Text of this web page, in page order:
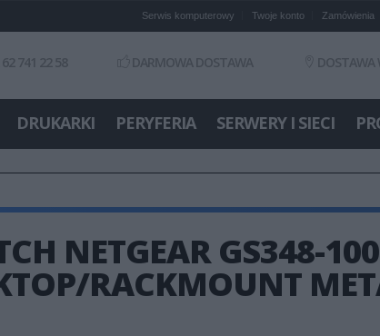
Serwis komputerowy Twoje konto Zamówienia
741 22 58 DARMOWA DOSTAWA DOSTAWA
DRUKARKI PERYFERIA SERWERY I SIECI
NETGEAR GS348-
RACKMOUNT